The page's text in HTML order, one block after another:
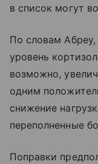
в список могут
По словам
уровень
возможно,
одним
снижение
переполненные
Поправки